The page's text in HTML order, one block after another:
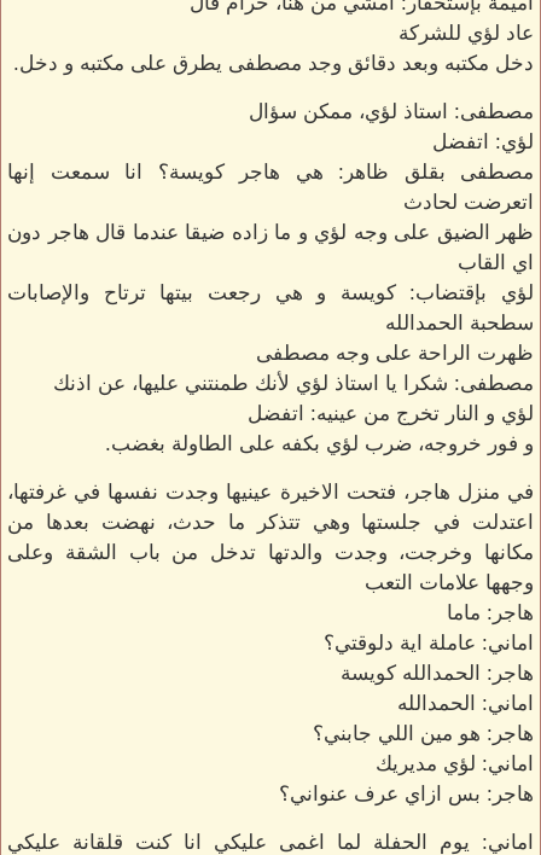
عاد لؤي للشركة
دخل مكتبه وبعد دقائق وجد مصطفى يطرق على مكتبه و دخل.
مصطفى: استاذ لؤي، ممكن سؤال
لؤي: اتفضل
مصطفى بقلق ظاهر: هي هاجر كويسة؟ انا سمعت إنها
اتعرضت لحادث
ظهر الضيق على وجه لؤي و ما زاده ضيقا عندما قال هاجر دون
اي القاب
لؤي بإقتضاب: كويسة و هي رجعت بيتها ترتاح والإصابات
سطحبة الحمدالله
ظهرت الراحة على وجه مصطفى
مصطفى: شكرا يا استاذ لؤي لأنك طمنتني عليها، عن اذنك
لؤي و النار تخرج من عينيه: اتفضل
و فور خروجه، ضرب لؤي بكفه على الطاولة بغضب.
في منزل هاجر، فتحت الاخيرة عينيها وجدت نفسها في غرفتها،
اعتدلت في جلستها وهي تتذكر ما حدث، نهضت بعدها من
مكانها وخرجت، وجدت والدتها تدخل من باب الشقة وعلى
وجهها علامات التعب
هاجر: ماما
اماني: عاملة اية دلوقتي؟
هاجر: الحمدالله كويسة
اماني: الحمدالله
هاجر: هو مين اللي جابني؟
اماني: لؤي مديريك
هاجر: بس ازاي عرف عنواني؟
اماني: يوم الحفلة لما اغمى عليكي انا كنت قلقانة عليكي